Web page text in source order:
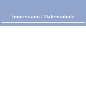
Impressum / Datenschutz